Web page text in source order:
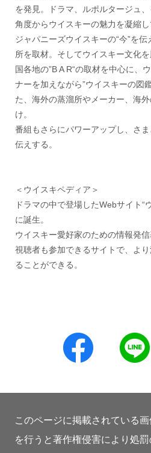
を発見。ドラマ、ルポルタージュ
角度からウイスキーの魅力を凝縮し
ジャパニーズウイスキーの“今”を
所を取材。そしてウイスキー文化
国各地の”B A R“の取材を中心に、
ナーを加えながら”ウイスキーの図
た、海外の蒸溜所やメーカー、海
け。
番組もさらにパワーアップし、さ
伝えする。
＜ウイスキペディア＞
ドラマの中で登場したWebサイト“
に誕生。
ウイスキー愛好家のための情報発
視聴者も参加できるサイトで、よ
ることができる。
このページに掲載されている
を行うと著作権侵害により処